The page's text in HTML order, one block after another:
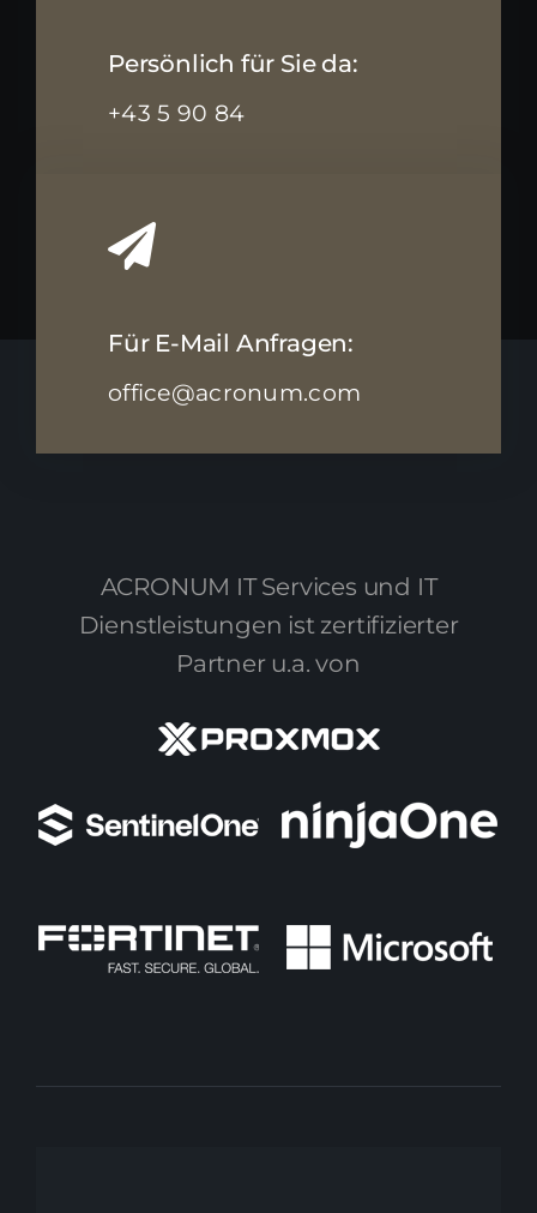
Persönlich für Sie da:
+43 5 90 84
Für E-Mail Anfragen:
office@acronum.com
ACRONUM IT Services und IT
Dienstleistungen ist zertifizierter
Partner u.a. von